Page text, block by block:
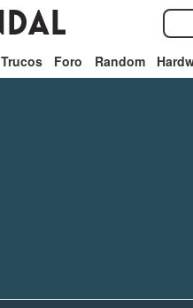
Trucos Foro Random